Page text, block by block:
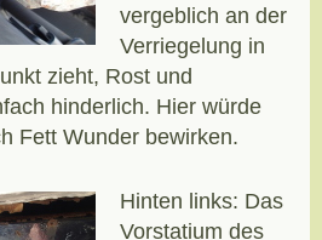
vergeblich an der
Verriegelung in
zieht, Rost und
hinderlich. Hier würde
Fett Wunder bewirken.
Hinten links: Das
Vorstatium des